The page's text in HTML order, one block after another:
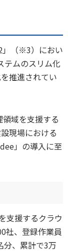
」（※3）におい
テムのスリム化
推進されてい
域を支援する
現場における
」の導入に至
支援するクラウ
社、登録作業員
、累計で3万